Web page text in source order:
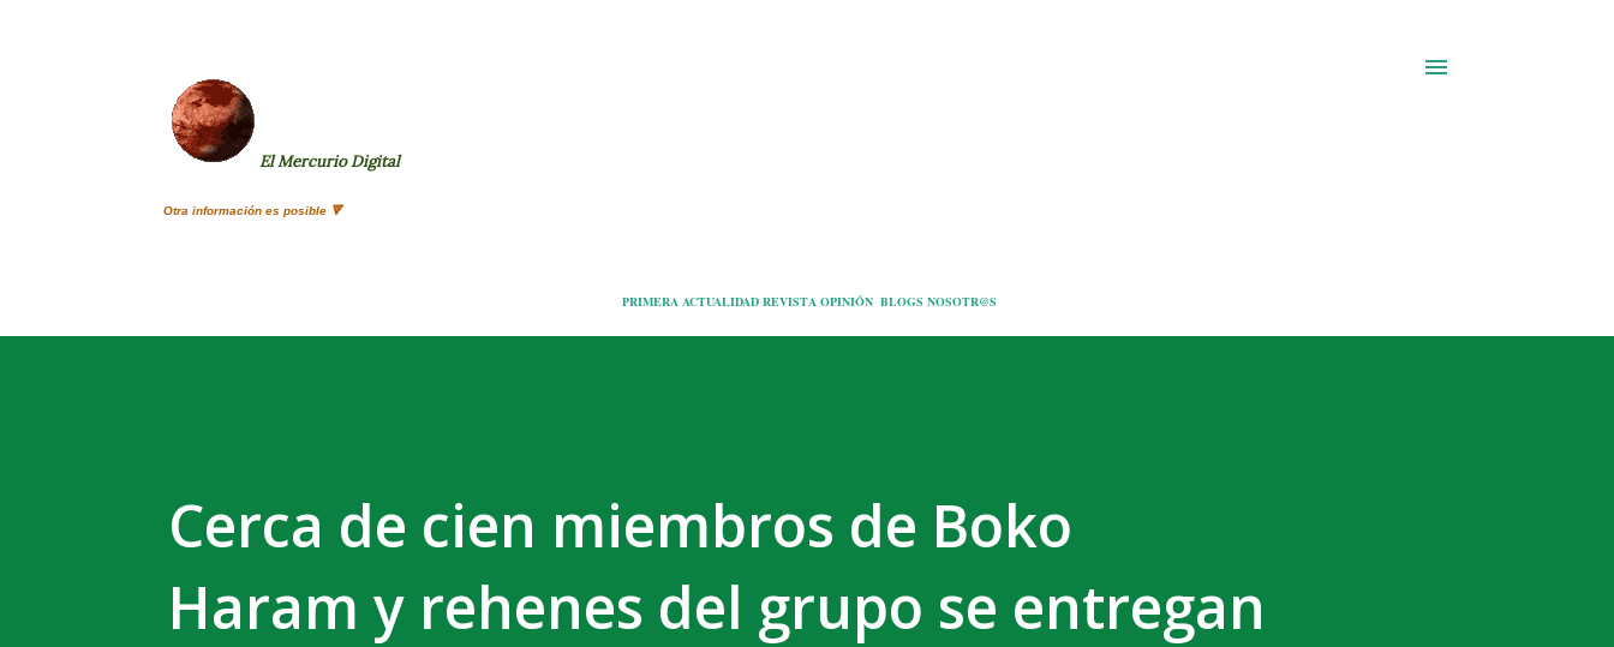
El Mercurio Digital
Otra información es posible 🔻
PRIMERA ACTUALIDAD REVISTA OPINIÓN BLOGS NOSOTR@S
Cerca de cien miembros de Boko
Haram y rehenes del grupo se entregan